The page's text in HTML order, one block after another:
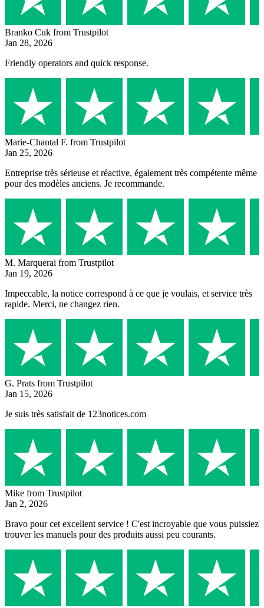
Branko Cuk from Trustpilot
Jan 28, 2026
Friendly operators and quick response.
Marie-Chantal F. from Trustpilot
Jan 25, 2026
Entreprise très sérieuse et réactive, également très compétente même
pour des modèles anciens. Je recommande.
M. Marquerai from Trustpilot
Jan 19, 2026
Impeccable, la notice correspond à ce que je voulais, et service très
rapide. Merci, ne changez rien.
G. Prats from Trustpilot
Jan 15, 2026
Je suis très satisfait de 123notices.com
Mike from Trustpilot
Jan 2, 2026
Bravo pour cet excellent service ! C'est incroyable que vous puissiez
trouver les manuels pour des produits aussi peu courants.